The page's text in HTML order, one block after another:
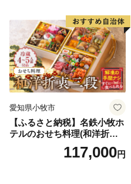
愛知県小牧市
【ふるさと納税】名鉄小牧ホ
テルのおせち料理(和洋折衷
三段)冷蔵 52品 4～5人前 202
7年 【数量限定 お申込期限1
117,000円